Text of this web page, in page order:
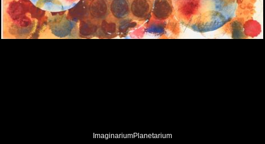
ImaginariumPlanetarium